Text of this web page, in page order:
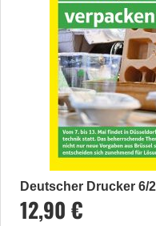
Deutscher Drucker 6/
12,90 €